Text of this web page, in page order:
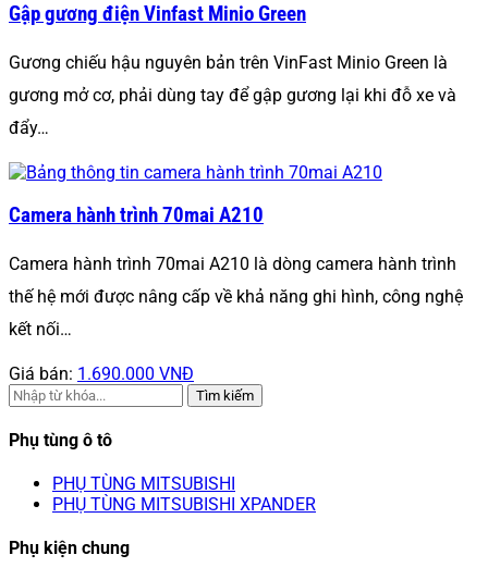
Gập gương điện Vinfast Minio Green
Gương chiếu hậu nguyên bản trên VinFast Minio Green là
gương mở cơ, phải dùng tay để gập gương lại khi đỗ xe và
đẩy…
Camera hành trình 70mai A210
Camera hành trình 70mai A210 là dòng camera hành trình
thế hệ mới được nâng cấp về khả năng ghi hình, công nghệ
kết nối…
Giá bán: 1.690.000 VNĐ
Tìm kiếm
Phụ tùng ô tô
PHỤ TÙNG MITSUBISHI
PHỤ TÙNG MITSUBISHI XPANDER
Phụ kiện chung